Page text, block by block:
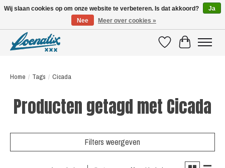
VerlanglijstWinkelwagen
Home / Tags / Cicada
Producten getagd met Cicada
Filters weergeven
Wij slaan cookies op om onze website te verbeteren. Is dat akkoord?
Ja
Nee
Meer over cookies »